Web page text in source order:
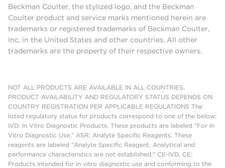
Beckman Coulter, the stylized logo, and the Beckman
Coulter product and service marks mentioned herein are
trademarks or registered trademarks of Beckman Coulter,
Inc. in the United States and other countries. All other
trademarks are the property of their respective owners.
NOT ALL PRODUCTS ARE AVAILABLE IN ALL COUNTRIES.
PRODUCT AVAILABILITY AND REGULATORY STATUS DEPENDS ON
COUNTRY REGISTRATION PER APPLICABLE REGULATIONS The
listed regulatory status for products correspond to one of the below:
IVD: In Vitro Diagnostic Products. These products are labeled "For In
Vitro Diagnostic Use." ASR: Analyte Specific Reagents. These
reagents are labeled "Analyte Specific Reagent. Analytical and
performance characteristics are not established." CE-IVD, CE:
Products intended for in vitro diagnostic use and conforming to the